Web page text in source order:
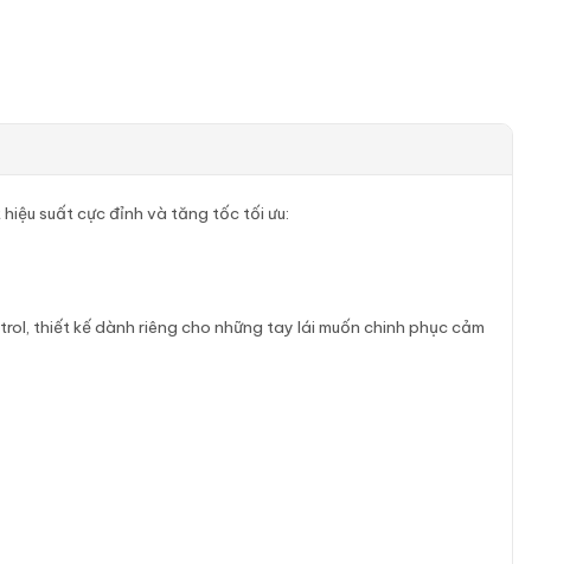
suất cực đỉnh và tăng tốc tối ưu:
thiết kế dành riêng cho những tay lái muốn chinh phục cảm